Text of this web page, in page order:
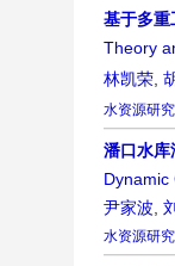
基于多重
Theory
林凯荣,
水资源研究
潘口水库
Dynamic
尹家波,
水资源研究